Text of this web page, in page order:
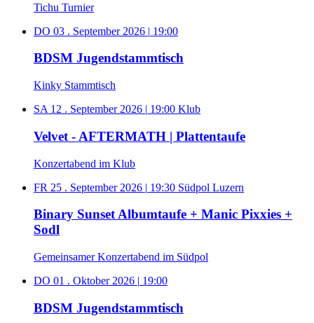
Tichu Turnier
DO 03 . September 2026 | 19:00
BDSM Jugendstammtisch
Kinky Stammtisch
SA 12 . September 2026 | 19:00 Klub
Velvet - AFTERMATH | Plattentaufe
Konzertabend im Klub
FR 25 . September 2026 | 19:30 Südpol Luzern
Binary Sunset Albumtaufe + Manic Pixxies +
Sodl
Gemeinsamer Konzertabend im Südpol
DO 01 . Oktober 2026 | 19:00
BDSM Jugendstammtisch